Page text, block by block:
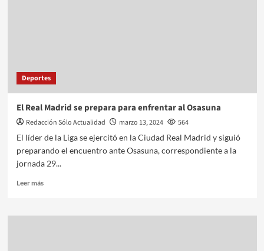
Deportes
El Real Madrid se prepara para enfrentar al Osasuna
Redacción Sólo Actualidad marzo 13, 2024
564
El líder de la Liga se ejercitó en la Ciudad Real Madrid y siguió
preparando el encuentro ante Osasuna, correspondiente a la
jornada 29...
Leer más